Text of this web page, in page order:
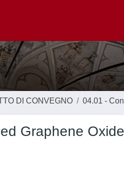
DI CONVEGNO 04.01 -
Graphene